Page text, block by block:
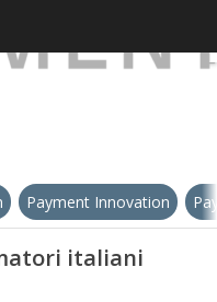
Payment Innovation
italiani